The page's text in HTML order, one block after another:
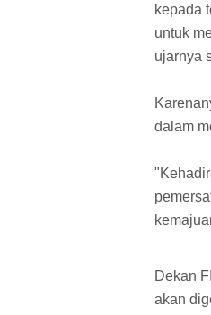
kepada
untuk
ujarnya
dalam
Dekan
akan